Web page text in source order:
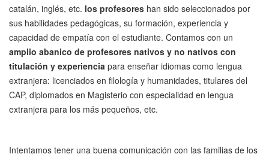
catalán, inglés, etc. los profesores han sido seleccionados por
sus habilidades pedagógicas, su formación, experiencia y
capacidad de empatía con el estudiante. Contamos con un
amplio abanico de profesores nativos y no nativos con
titulación y experiencia para enseñar idiomas como lengua
extranjera: licenciados en filología y humanidades, titulares del
CAP, diplomados en Magisterio con especialidad en lengua
extranjera para los más pequeños, etc.
Intentamos tener una buena comunicación con las familias de los